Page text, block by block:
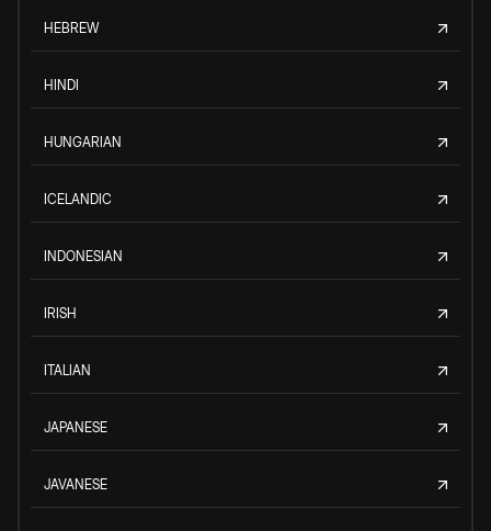
HEBREW
HINDI
HUNGARIAN
ICELANDIC
INDONESIAN
IRISH
ITALIAN
JAPANESE
JAVANESE